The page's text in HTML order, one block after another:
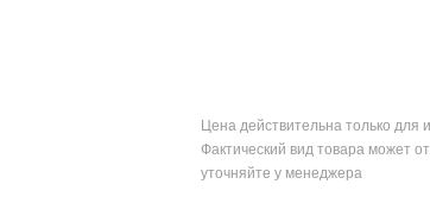
Цена действительна только для
Фактический вид товара может
уточняйте у менеджера